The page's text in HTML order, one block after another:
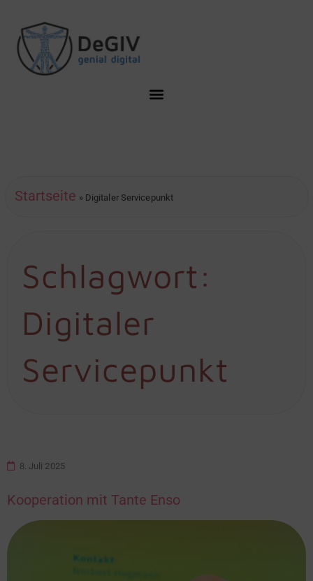
Startseite » Digitaler Servicepunkt
Schlagwort:
Digitaler
Servicepunkt
8. Juli 2025
Kooperation mit Tante Enso